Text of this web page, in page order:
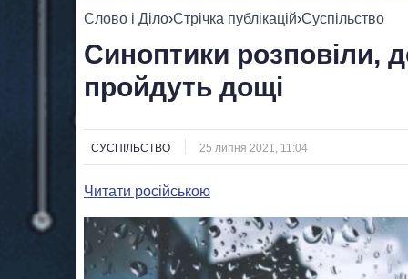
УСІ ПОЛІТИКИ ПРЕЗИДЕНТ І ОФІС
Слово і Діло›Стрічка публікацій›Суспільство
Синоптики розповіли,
пройдуть дощі
СУСПІЛЬСТВО 25 липня 2021, 11:04
Читати російською